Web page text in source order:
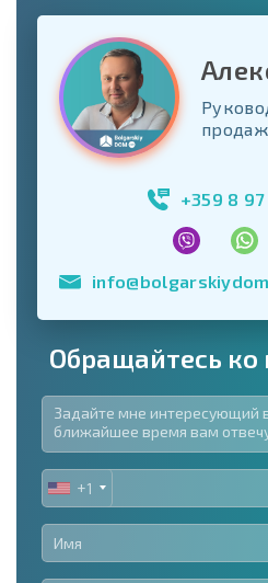
продаж
+359 8
Обращайтесь ко
UNITED
STATES
+1
+1